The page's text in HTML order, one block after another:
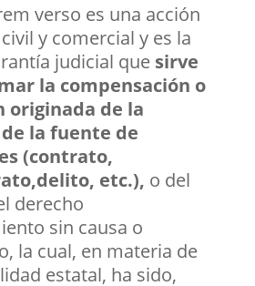
verso es una acción
y comercial y es la
judicial que sirve
la compensación o
originada de la
la fuente de
(contrato,
etc.), o del
derecho
sin causa o
la cual, en materia de
estatal, ha sido,